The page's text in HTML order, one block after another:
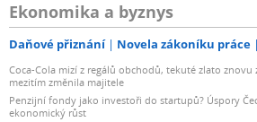
Ekonomika a byznys
Daňové přiznání Novela zákoníku práce
Coca-Cola mizí z regálů obchodů, tekuté zlato znovu
mezitím změnila majitele
Penzijní fondy jako investoři do startupů? Úspory
ekonomický růst